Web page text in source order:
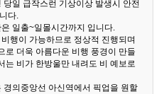
일 급작스런 기상이상 발생시 안전
다.
일출~일몰시간까지 입니다.
행이 가능하므로 정상적 진행되며
로 더욱 아름다운 비행 풍경이 만들
는 비가 한방울만 내려도 비 예보로
의중앙선 아신역에서 픽업을 원할